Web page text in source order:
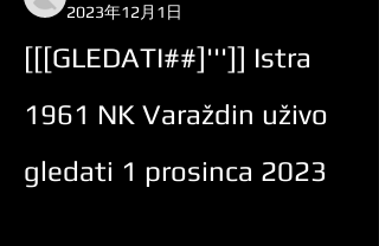
2023年12月1日
[[[GLEDATI##]''']] Istra
1961 NK Varaždin uživo
gledati 1 prosinca 2023